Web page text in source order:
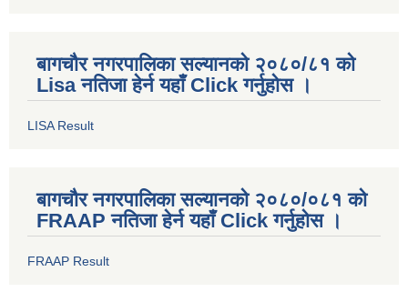
बागचौर नगरपालिका सल्यानको २०८०/८१ को
Lisa नतिजा हेर्न यहाँ Click गर्नुहोस ।
LISA Result
बागचौर नगरपालिका सल्यानको २०८०/०८१ को
FRAAP नतिजा हेर्न यहाँ Click गर्नुहोस ।
FRAAP Result